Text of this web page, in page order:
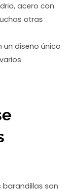
acero con
otras
un diseño único
barandillas son